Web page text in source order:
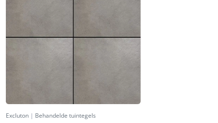
Excluton | Behandelde tuintegels